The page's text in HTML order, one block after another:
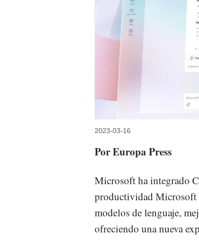
2023-03-16
Por Europa Press
Microsoft ha integrado
productividad Microsoft
modelos de lenguaje,
ofreciendo una nueva